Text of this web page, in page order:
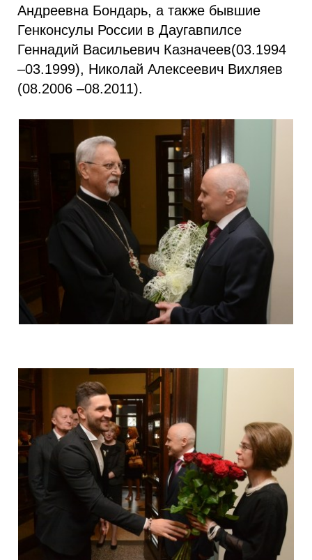
Андреевна Бондарь, а также бывшие
Генконсулы России в Даугавпилсе
Геннадий Васильевич Казначеев(03.1994
–03.1999), Николай Алексеевич Вихляев
(08.2006 –08.2011).